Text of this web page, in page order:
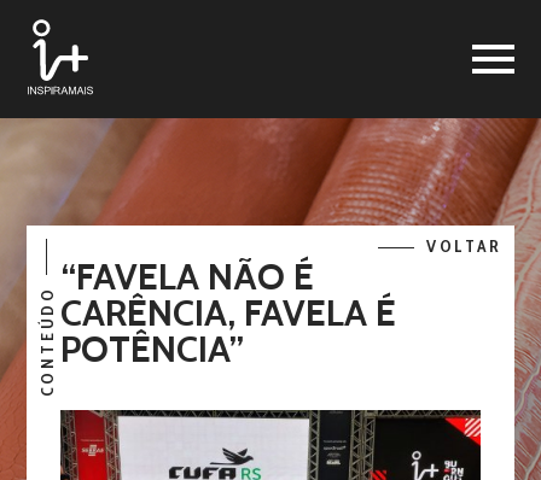
CONTEÚDO
VOLTAR
“FAVELA NÃO É
CARÊNCIA, FAVELA É
POTÊNCIA”